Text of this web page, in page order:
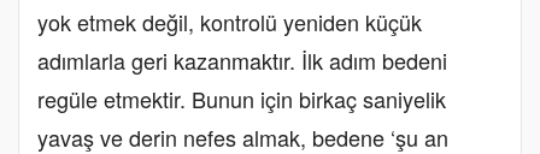
yok etmek değil, kontrolü yeniden küçük
adımlarla geri kazanmaktır. İlk adım bedeni
regüle etmektir. Bunun için birkaç saniyelik
yavaş ve derin nefes almak, bedene ‘şu an